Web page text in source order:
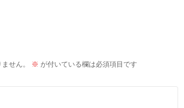
せん。 ※ が付いている欄は必須項目です